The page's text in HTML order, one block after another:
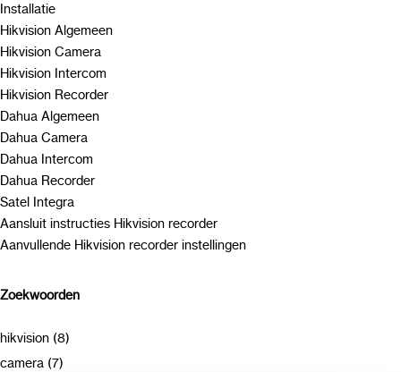
Installatie
Hikvision Algemeen
Hikvision Camera
Hikvision Intercom
Hikvision Recorder
Dahua Algemeen
Dahua Camera
Dahua Intercom
Dahua Recorder
Satel Integra
Aansluit instructies Hikvision recorder
Aanvullende Hikvision recorder instellingen
Zoekwoorden
hikvision (8)
camera (7)